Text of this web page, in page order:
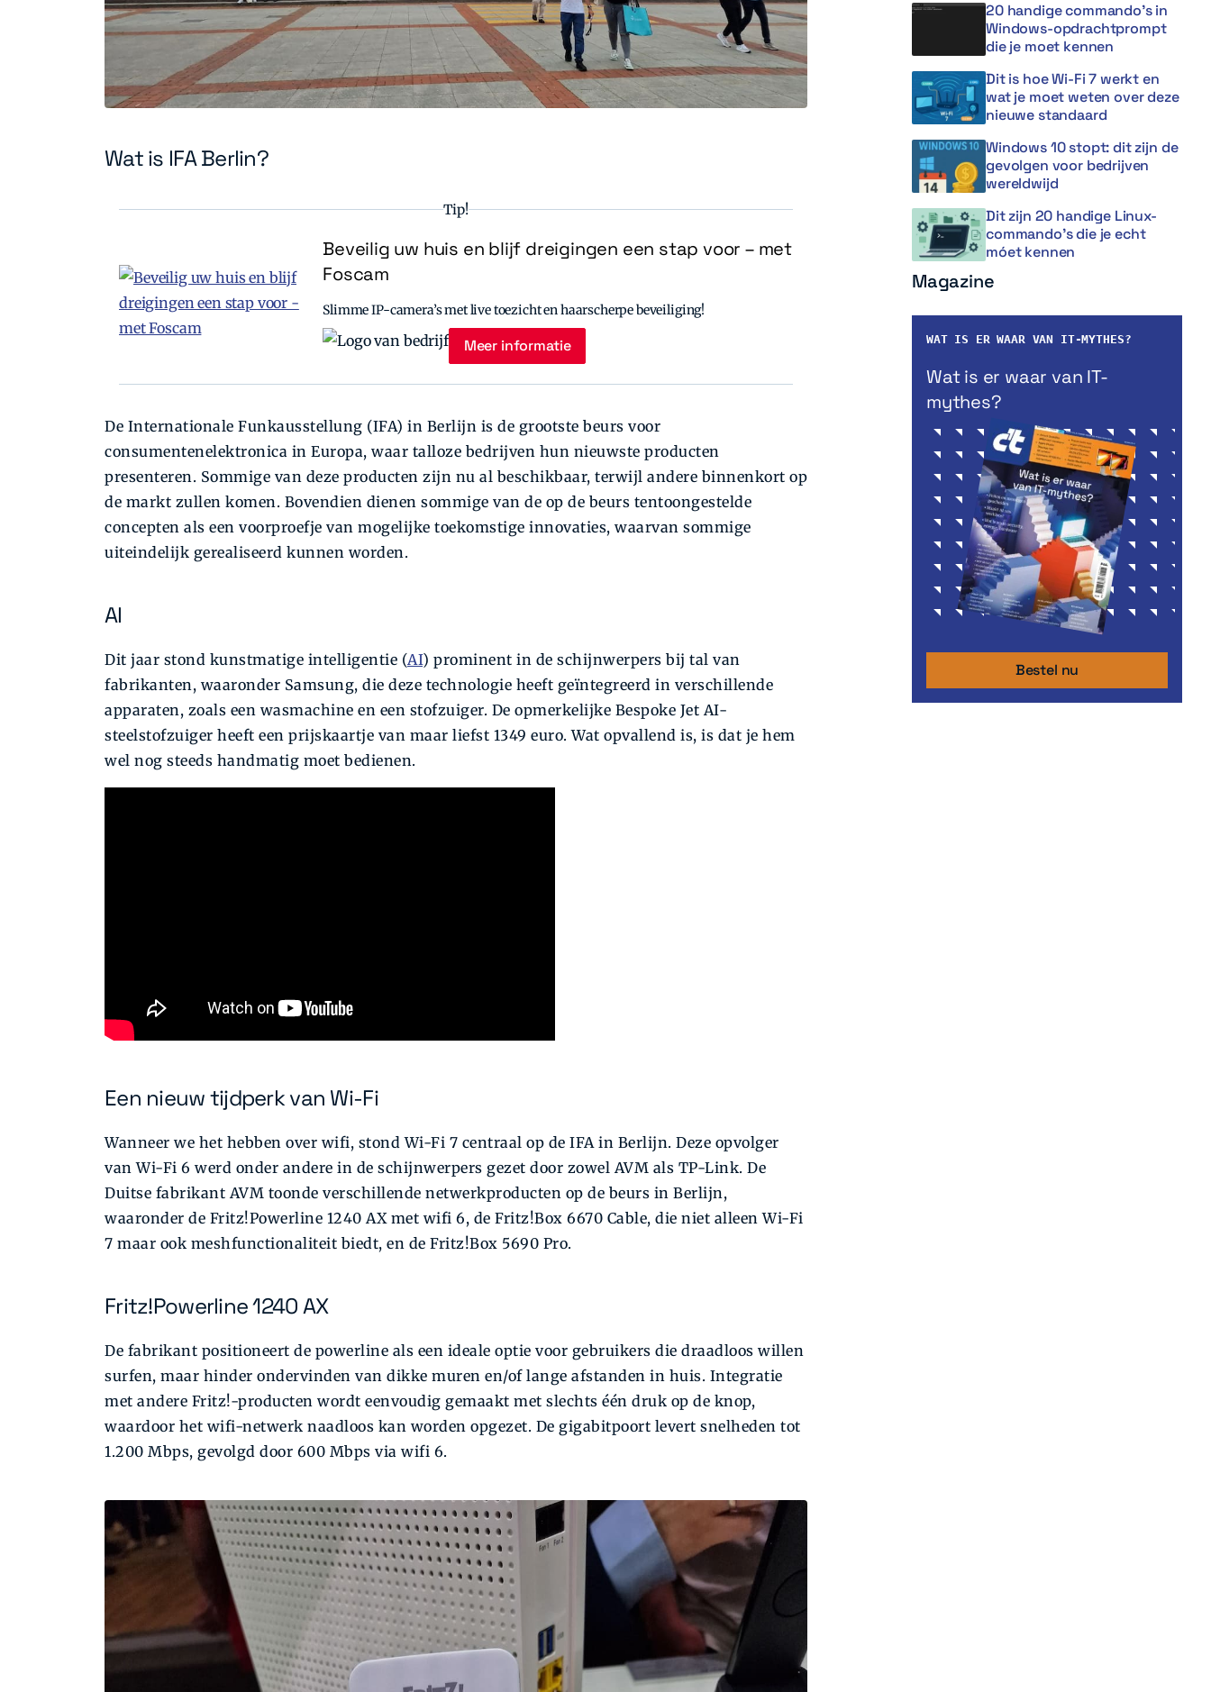
Wat is IFA Berlin?
Tip!
Beveilig uw huis en blijf dreigingen een stap voor – met
Foscam
Slimme IP-camera’s met live toezicht en haarscherpe beveiliging!
Meer informatie
De Internationale Funkausstellung (IFA) in Berlijn is de grootste beurs voor
consumentenelektronica in Europa, waar talloze bedrijven hun nieuwste producten
presenteren. Sommige van deze producten zijn nu al beschikbaar, terwijl andere binnenkort op
de markt zullen komen. Bovendien dienen sommige van de op de beurs tentoongestelde
concepten als een voorproefje van mogelijke toekomstige innovaties, waarvan sommige
uiteindelijk gerealiseerd kunnen worden.
AI
Dit jaar stond kunstmatige intelligentie (AI) prominent in de schijnwerpers bij tal van
fabrikanten, waaronder Samsung, die deze technologie heeft geïntegreerd in verschillende
apparaten, zoals een wasmachine en een stofzuiger. De opmerkelijke Bespoke Jet AI-
steelstofzuiger heeft een prijskaartje van maar liefst 1349 euro. Wat opvallend is, is dat je hem
wel nog steeds handmatig moet bedienen.
Een nieuw tijdperk van Wi-Fi
Wanneer we het hebben over wifi, stond Wi-Fi 7 centraal op de IFA in Berlijn. Deze opvolger
van Wi-Fi 6 werd onder andere in de schijnwerpers gezet door zowel AVM als TP-Link. De
Duitse fabrikant AVM toonde verschillende netwerkproducten op de beurs in Berlijn,
waaronder de Fritz!Powerline 1240 AX met wifi 6, de Fritz!Box 6670 Cable, die niet alleen Wi-Fi
7 maar ook meshfunctionaliteit biedt, en de Fritz!Box 5690 Pro.
Fritz!Powerline 1240 AX
De fabrikant positioneert de powerline als een ideale optie voor gebruikers die draadloos willen
surfen, maar hinder ondervinden van dikke muren en/of lange afstanden in huis. Integratie
met andere Fritz!-producten wordt eenvoudig gemaakt met slechts één druk op de knop,
waardoor het wifi-netwerk naadloos kan worden opgezet. De gigabitpoort levert snelheden tot
1.200 Mbps, gevolgd door 600 Mbps via wifi 6.
20 handige commando’s in
Windows-opdrachtprompt
die je moet kennen
Dit is hoe Wi-Fi 7 werkt en
wat je moet weten over deze
nieuwe standaard
Windows 10 stopt: dit zijn de
gevolgen voor bedrijven
wereldwijd
Dit zijn 20 handige Linux-
commando’s die je echt
móet kennen
Magazine
WAT IS ER WAAR VAN IT-MYTHES?
Wat is er waar van IT-
mythes?
Bestel nu